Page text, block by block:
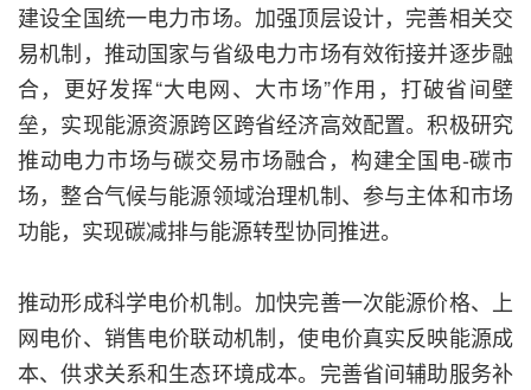
建设全国统一电力市场。加强顶层设计，完善相关交
易机制，推动国家与省级电力市场有效衔接并逐步融
合，更好发挥“大电网、大市场”作用，打破省间壁
垒，实现能源资源跨区跨省经济高效配置。积极研究
推动电力市场与碳交易市场融合，构建全国电-碳市
场，整合气候与能源领域治理机制、参与主体和市场
功能，实现碳减排与能源转型协同推进。
推动形成科学电价机制。加快完善一次能源价格、上
网电价、销售电价联动机制，使电价真实反映能源成
本、供求关系和生态环境成本。完善省间辅助服务补